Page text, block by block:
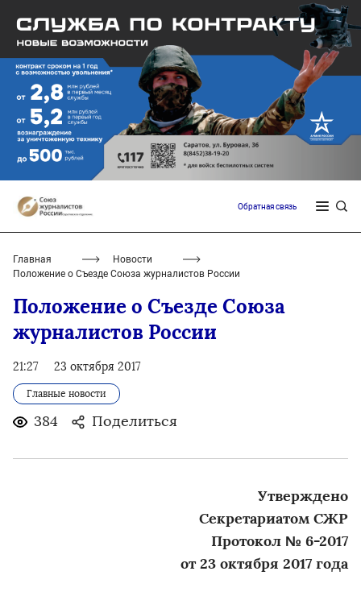
Обратная связь
Главная
Новости
Положение о Съезде Союза журналистов России
Положение о Съезде Союза
журналистов России
21:27 23 октября 2017
Главные новости
384 Поделиться
Утверждено
Секретариатом СЖР
Протокол № 6-2017
от 23 октября 2017 года